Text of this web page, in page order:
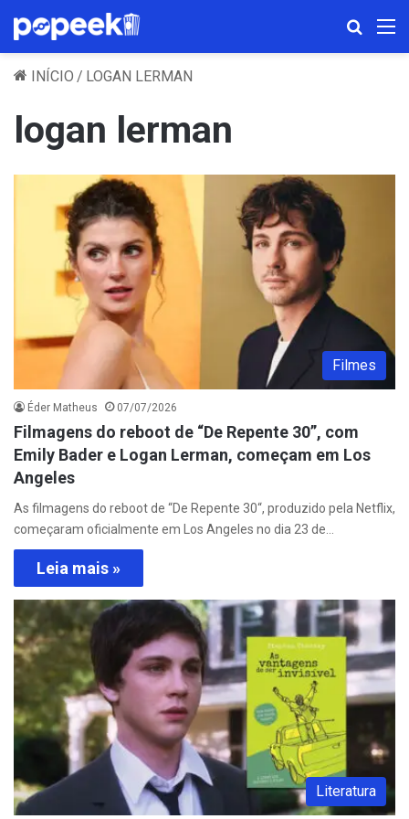
INÍCIO / LOGAN LERMAN
logan lerman
Filmes
Éder Matheus 07/07/2026
Filmagens do reboot de “De Repente 30”, com
Emily Bader e Logan Lerman, começam em Los
Angeles
As filmagens do reboot de “De Repente 30“, produzido pela Netflix,
começaram oficialmente em Los Angeles no dia 23 de…
Leia mais »
Literatura